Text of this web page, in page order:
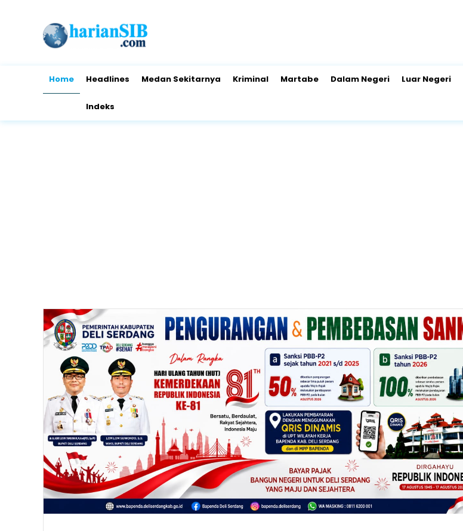
Home Headlines Medan Sekitarnya Kriminal Martabe Dalam Negeri Luar Negeri
Indeks